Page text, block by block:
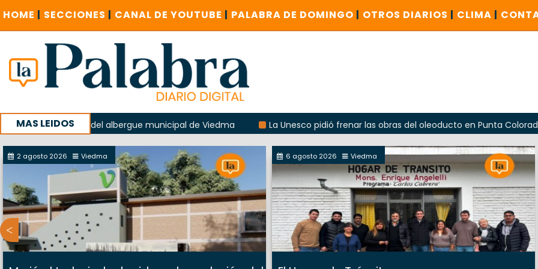
HOME | SECCIONES | CANAL DE YOUTUBE | PALABRA DE DOMINGO | OTROS DIARIOS | CLIMA |
MAS LEIDOS
explosión del albergue municipal de Viedma La Unesco pidió frenar las obras del oleoducto en Punta Colorada
con un encuentro provincial en Roca
2 agosto 2026 Viedma 6 agosto 2026 Viedma